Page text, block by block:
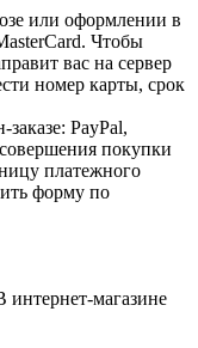
или оформлении в
Чтобы
вас на сервер
номер карты, срок
PayPal,
покупки
платежного
форму по
интернет-магазине